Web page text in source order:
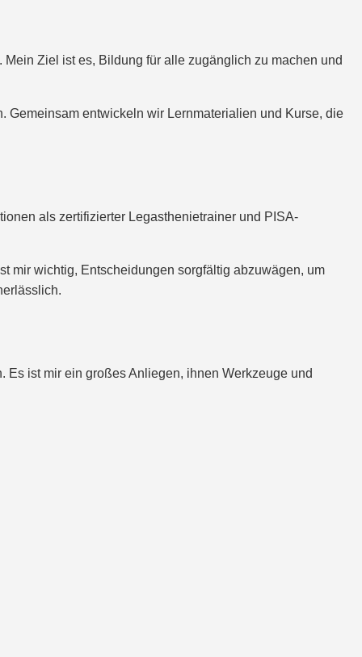
Ziel ist es, Bildung für alle zugänglich zu machen und
Gemeinsam entwickeln wir Lernmaterialien und Kurse, die
als zertifizierter Legasthenietrainer und PISA-
mir wichtig, Entscheidungen sorgfältig abzuwägen, um
ist mir ein großes Anliegen, ihnen Werkzeuge und